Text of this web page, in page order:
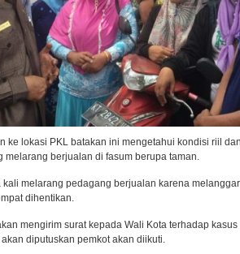
ke lokasi PKL batakan ini mengetahui kondisi riil
melarang berjualan di fasum berupa taman.
kali melarang pedagang berjualan karena
dihentikan.
mengirim surat kepada Wali Kota terhadap
diputuskan pemkot akan diikuti.